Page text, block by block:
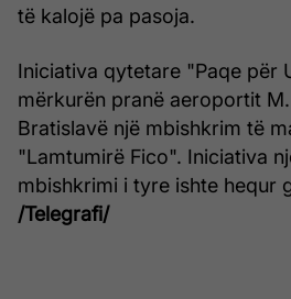
të kalojë pa pasoja.
Iniciativa qytetare "Paqe për
mërkurën pranë aeroportit
Bratislavë një mbishkrim të
"Lamtumirë Fico". Iniciativa
mbishkrimi i tyre ishte hequr
/Telegrafi/